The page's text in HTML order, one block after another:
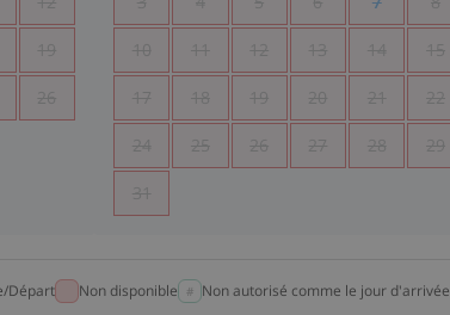
19
26
10 11 12 13 14 15
17 18 19 20 21 22
24 25 26 27 28 29
31
Départ Non disponible Non autorisé comme le jour d'arrivée